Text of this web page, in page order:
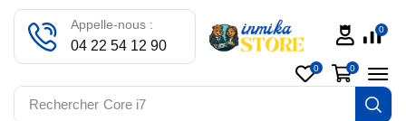
Rechercher Core i7
Appelle-nous :
04 22 54 12 90
0
0 0